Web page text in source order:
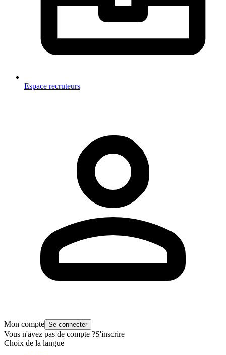
Espace recruteurs
Mon compte Se connecter
Vous n'avez pas de compte ?S'inscrire
Choix de la langue